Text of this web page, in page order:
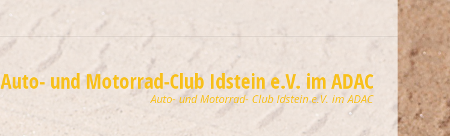
Auto- und Motorrad-Club Idstein e.V. im ADAC
Auto- und Motorrad- Club Idstein e.V. im ADAC